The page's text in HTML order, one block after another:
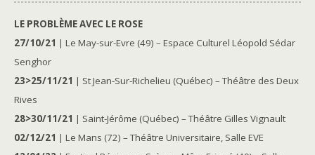
LE PROBLÈME AVEC LE ROSE
27/10/21 | Le May-sur-Evre (49) – Espace Culturel Léopold Sédar
Senghor
23>25/11/21 | St Jean-Sur-Richelieu (Québec) – Théâtre des Deux
Rives
28>30/11/21 | Saint-Jérôme (Québec) – Théâtre Gilles Vignault
02/12/21 | Le Mans (72) – Théâtre Universitaire, Salle EVE